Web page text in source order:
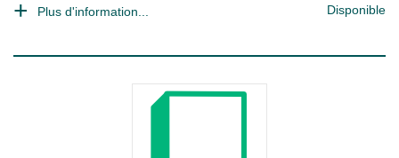
Plus d'information... Disponible